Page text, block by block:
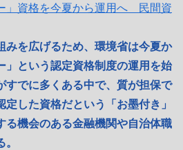
」資格を今夏から運用へ 民間資
を広げるため、環境省は今夏か
」という認定資格制度の運用を始
すでに多くある中で、質が担保で
した資格だという「お墨付き」
る機会のある金融機関や自治体職